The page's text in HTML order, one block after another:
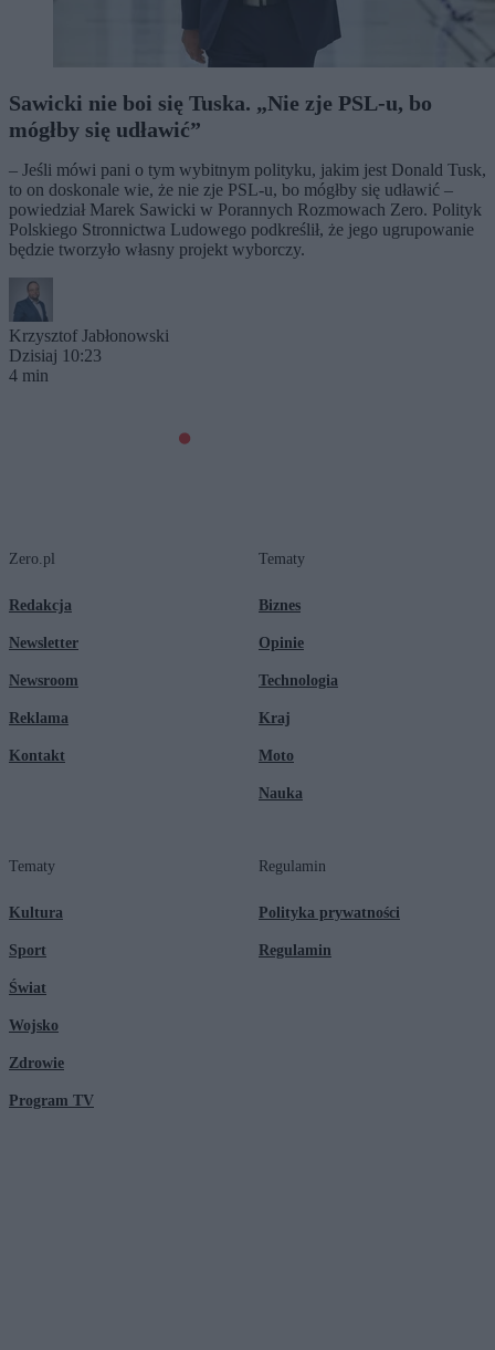
Sawicki nie boi się Tuska. „Nie zje PSL-u, bo
mógłby się udławić”
– Jeśli mówi pani o tym wybitnym polityku, jakim jest Donald Tusk,
to on doskonale wie, że nie zje PSL-u, bo mógłby się udławić –
powiedział Marek Sawicki w Porannych Rozmowach Zero. Polityk
Polskiego Stronnictwa Ludowego podkreślił, że jego ugrupowanie
będzie tworzyło własny projekt wyborczy.
Krzysztof Jabłonowski
Dzisiaj 10:23
4 min
Zero.pl
Redakcja
Newsletter
Newsroom
Reklama
Kontakt
Tematy
Biznes
Opinie
Technologia
Kraj
Moto
Nauka
Tematy
Kultura
Sport
Świat
Wojsko
Zdrowie
Program TV
Regulamin
Polityka prywatności
Regulamin